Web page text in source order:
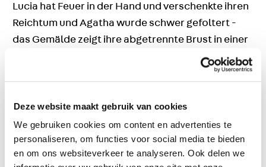
Deze website maakt gebruik van cookies
We gebruiken cookies om content en advertenties te
personaliseren, om functies voor social media te bieden
en om ons websiteverkeer te analyseren. Ook delen we
Lucia hat Feuer in der Hand und verschenkte ihren
Reichtum und Agatha wurde schwer gefoltert -
das Gemälde zeigt ihre abgetrennte Brust in einer
jetzt in der Dauerausstellung ‘Allemaal Alkmaar’
zu sehen!
Mit freundlicher Genehmigung von